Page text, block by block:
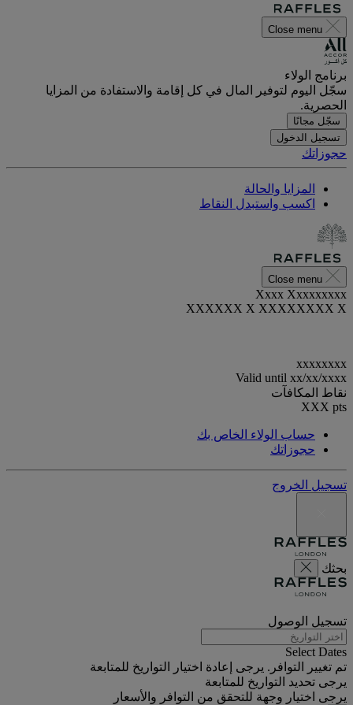
Close menu
برنامج الولاء
سجّل اليوم لتوفير المال في كل إقامة والاستفادة من المزايا
الحصرية.
سجّل مجانًا
تسجيل الدخول
حجوزاتك
المزايا والحالة
اكسب واستبدل النقاط
Close menu
Xxxx Xxxxxxxxx
XXXXXX X XXXXXXXX X
xxxxxxxx
Valid until xx/xx/xxxx
نقاط المكافآت
XXX pts
حساب الولاء الخاص بك
حجوزاتك
تسجيل الخروج
بحثك
تسجيل الوصول
Select Dates
تم تغيير التوافر. يرجى إعادة اختيار التواريخ للمتابعة
يرجى تحديد التواريخ للمتابعة
يرجى اختيار وجهة للتحقق من التوافر والأسعار